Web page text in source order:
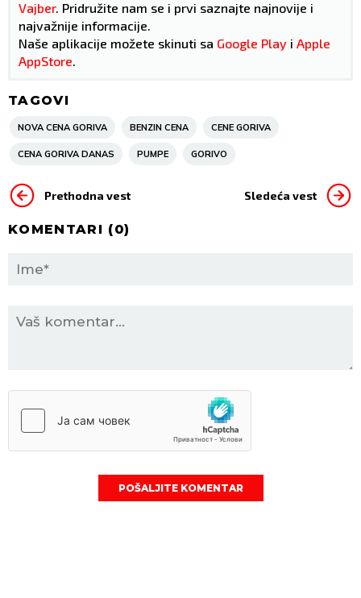
Vajber. Pridružite nam se i prvi saznajte najnovije i
najvažnije informacije.
Naše aplikacije možete skinuti sa Google Play i Apple
AppStore.
TAGOVI
NOVA CENA GORIVA BENZIN CENA CENE GORIVA
CENA GORIVA DANAS PUMPE GORIVO
Prethodna vest Sledeća vest
KOMENTARI (0)
POŠALJITE KOMENTAR